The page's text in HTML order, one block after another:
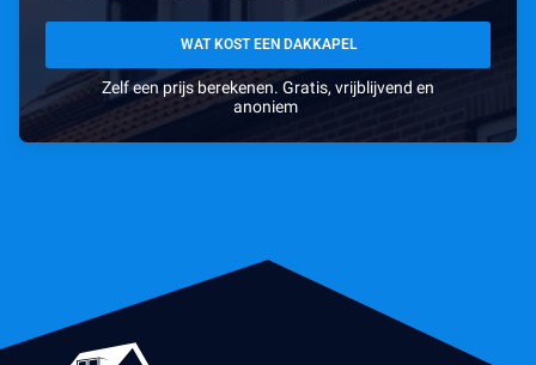
WAT KOST EEN DAKKAPEL
Zelf een prijs berekenen. Gratis, vrijblijvend en
anoniem